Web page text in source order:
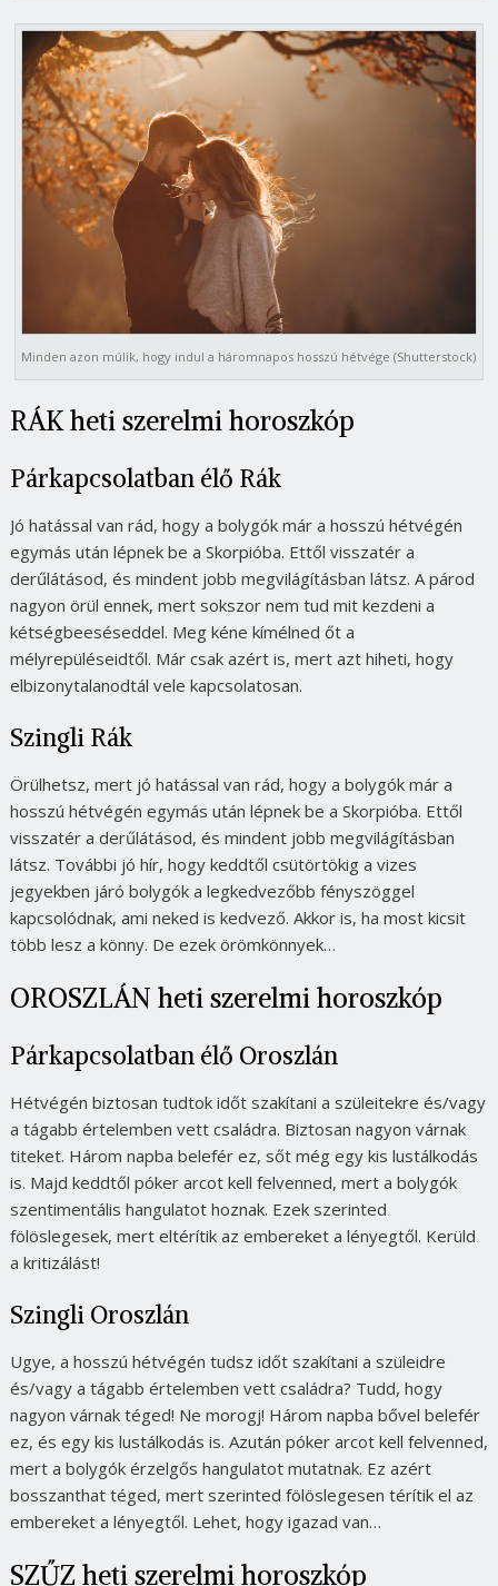
Minden azon múlik, hogy indul a háromnapos hosszú hétvége (Shutterstock)
RÁK heti szerelmi horoszkóp
Párkapcsolatban élő Rák
Jó hatással van rád, hogy a bolygók már a hosszú hétvégén
egymás után lépnek be a Skorpióba. Ettől visszatér a
derűlátásod, és mindent jobb megvilágításban látsz. A párod
nagyon örül ennek, mert sokszor nem tud mit kezdeni a
kétségbeeséseddel. Meg kéne kímélned őt a
mélyrepüléseidtől. Már csak azért is, mert azt hiheti, hogy
elbizonytalanodtál vele kapcsolatosan.
Szingli Rák
Örülhetsz, mert jó hatással van rád, hogy a bolygók már a
hosszú hétvégén egymás után lépnek be a Skorpióba. Ettől
visszatér a derűlátásod, és mindent jobb megvilágításban
látsz. További jó hír, hogy keddtől csütörtökig a vizes
jegyekben járó bolygók a legkedvezőbb fényszöggel
kapcsolódnak, ami neked is kedvező. Akkor is, ha most kicsit
több lesz a könny. De ezek örömkönnyek…
OROSZLÁN heti szerelmi horoszkóp
Párkapcsolatban élő Oroszlán
Hétvégén biztosan tudtok időt szakítani a szüleitekre és/vagy
a tágabb értelemben vett családra. Biztosan nagyon várnak
titeket. Három napba belefér ez, sőt még egy kis lustálkodás
is. Majd keddtől póker arcot kell felvenned, mert a bolygók
szentimentális hangulatot hoznak. Ezek szerinted
fölöslegesek, mert eltérítik az embereket a lényegtől. Kerüld
a kritizálást!
Szingli Oroszlán
Ugye, a hosszú hétvégén tudsz időt szakítani a szüleidre
és/vagy a tágabb értelemben vett családra? Tudd, hogy
nagyon várnak téged! Ne morogj! Három napba bővel belefér
ez, és egy kis lustálkodás is. Azután póker arcot kell felvenned,
mert a bolygók érzelgős hangulatot mutatnak. Ez azért
bosszanthat téged, mert szerinted fölöslegesen térítik el az
embereket a lényegtől. Lehet, hogy igazad van…
SZŰZ heti szerelmi horoszkóp